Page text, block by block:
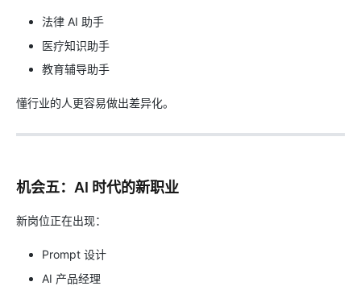
法律 AI 助手
医疗知识助手
教育辅导助手
懂行业的人更容易做出差异化。
机会五：AI 时代的新职业
新岗位正在出现：
Prompt 设计
AI 产品经理